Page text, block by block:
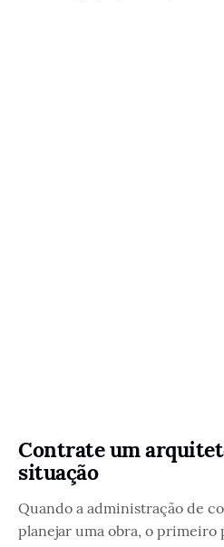
Contrate um
situação
Quando a administração de
planejar uma obra, o primeiro